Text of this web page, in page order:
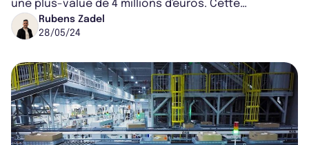
une plus-value de 4 millions d'euros. Cette
transaction, qui s'inscrit parfaitem...
Rubens Zadel
28/05/24